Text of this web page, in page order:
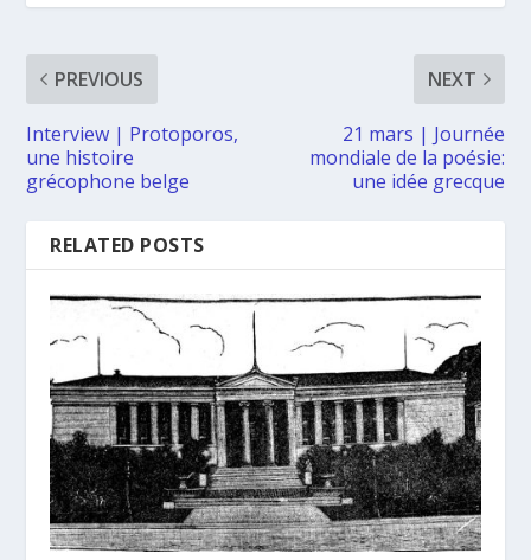
PREVIOUS
Interview | Protoporos,
une histoire
grécophone belge
NEXT
21 mars | Journée
mondiale de la poésie:
une idée grecque
RELATED POSTS